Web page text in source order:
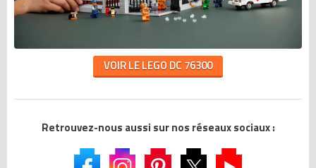
VOIR LE LEGO DC 76300
Retrouvez-nous aussi sur nos réseaux sociaux :